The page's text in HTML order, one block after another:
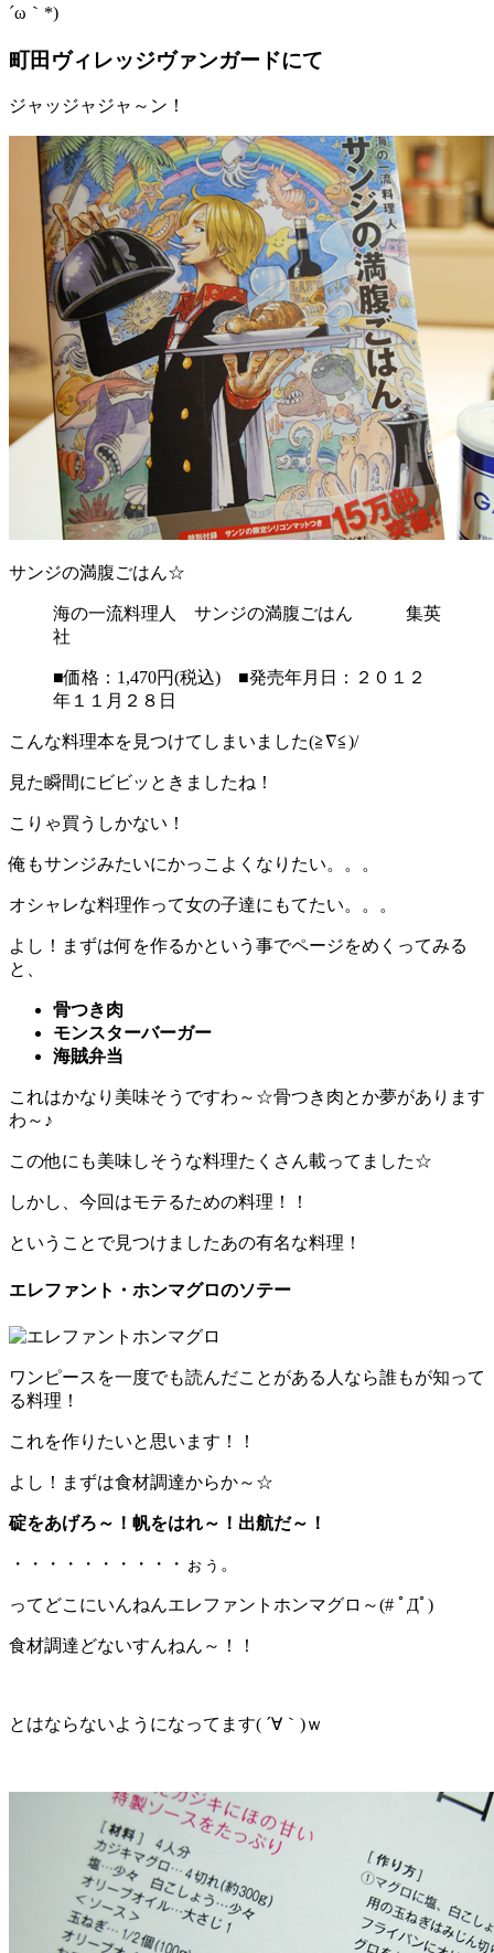
´ω｀*)
町田ヴィレッジヴァンガードにて
ジャッジャジャ～ン！
サンジの満腹ごはん☆
海の一流料理人 サンジの満腹ごはん 集英
社
■価格：1,470円(税込) ■発売年月日：２０１２
年１１月２８日
こんな料理本を見つけてしまいました(≧∇≦)/
見た瞬間にビビッときましたね！
こりゃ買うしかない！
俺もサンジみたいにかっこよくなりたい。。。
オシャレな料理作って女の子達にもてたい。。。
よし！まずは何を作るかという事でページをめくってみる
と、
骨つき肉
モンスターバーガー
海賊弁当
これはかなり美味そうですわ～☆骨つき肉とか夢があります
わ～♪
この他にも美味しそうな料理たくさん載ってました☆
しかし、今回はモテるための料理！！
ということで見つけましたあの有名な料理！
エレファント・ホンマグロのソテー
ワンピースを一度でも読んだことがある人なら誰もが知って
る料理！
これを作りたいと思います！！
よし！まずは食材調達からか～☆
碇をあげろ～！帆をはれ～！出航だ～！
・・・・・・・・・・ぉぅ。
ってどこにいんねんエレファントホンマグロ～(# ﾟДﾟ)
食材調達どないすんねん～！！
とはならないようになってます( ´∀｀)ｗ